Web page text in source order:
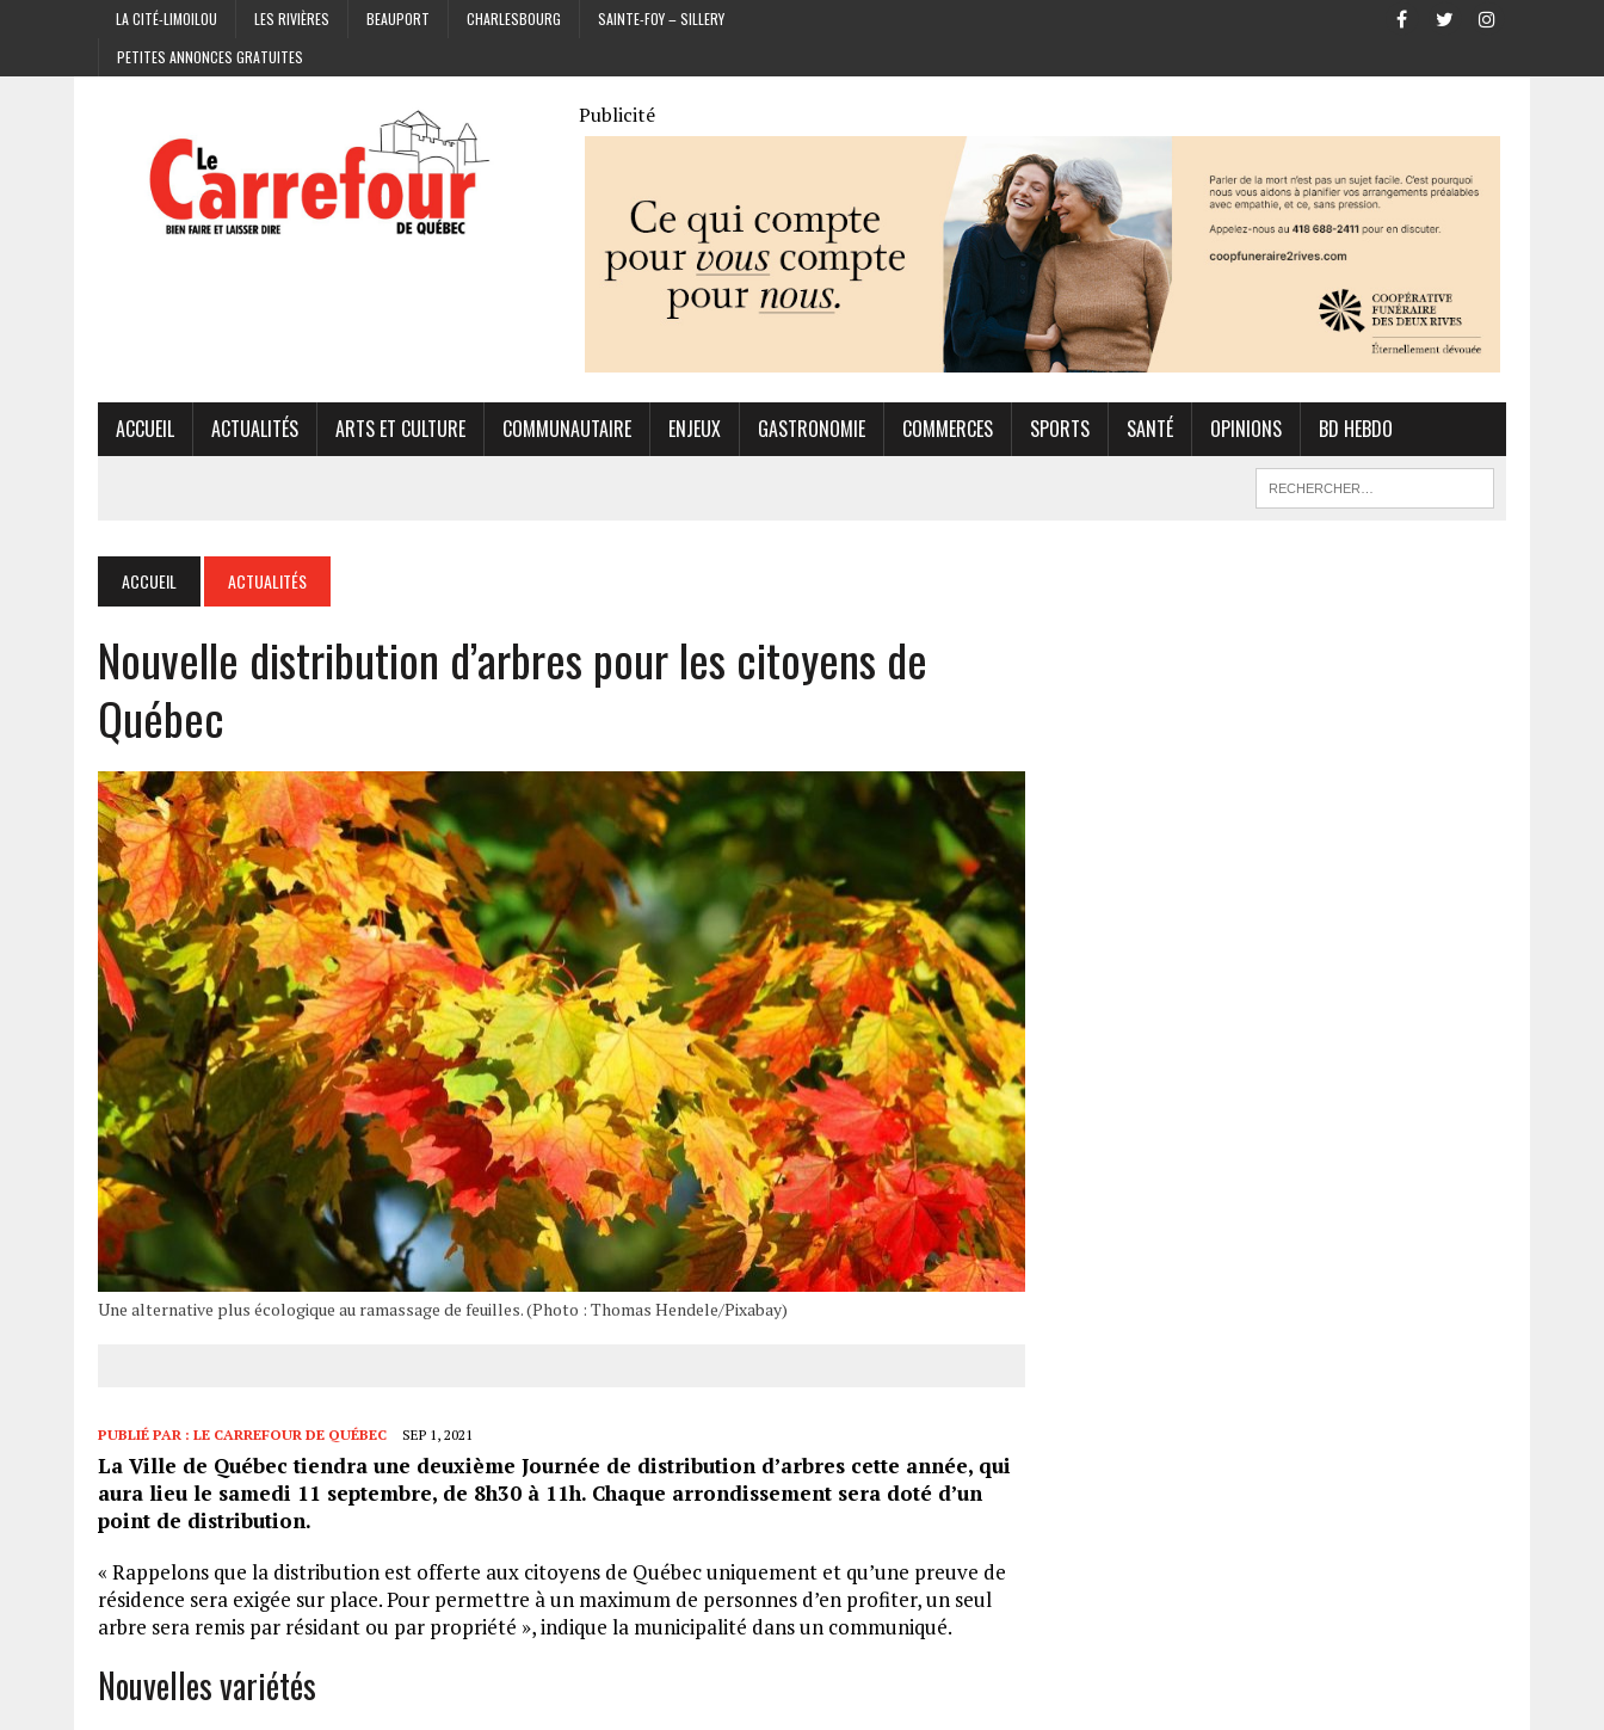
LA CITÉ-LIMOILOU LES RIVIÈRES BEAUPORT CHARLESBOURG
SAINTE-FOY – SILLERY
PETITES ANNONCES GRATUITES
Publicité
ACCUEIL ACTUALITÉS ARTS ET CULTURE COMMUNAUTAIRE ENJEUX GASTRONOMIE COMMERCES SPORTS SANTÉ OPINIONS BD HEBDO
ACCUEIL ACTUALITÉS
Nouvelle distribution d’arbres pour les citoyens de
Québec
Une alternative plus écologique au ramassage de feuilles. (Photo : Thomas Hendele/Pixabay)
PUBLIÉ PAR : LE CARREFOUR DE QUÉBEC SEP 1, 2021
La Ville de Québec tiendra une deuxième Journée de distribution d’arbres cette année, qui
aura lieu le samedi 11 septembre, de 8h30 à 11h. Chaque arrondissement sera doté d’un
point de distribution.
« Rappelons que la distribution est offerte aux citoyens de Québec uniquement et qu’une preuve de
résidence sera exigée sur place. Pour permettre à un maximum de personnes d’en profiter, un seul
arbre sera remis par résidant ou par propriété », indique la municipalité dans un communiqué.
Nouvelles variétés